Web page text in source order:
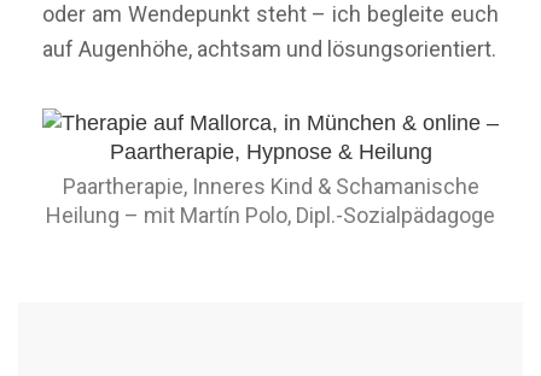
oder am Wendepunkt steht – ich begleite euch
auf Augenhöhe, achtsam und lösungsorientiert.
Paartherapie, Inneres Kind & Schamanische
Heilung – mit Martín Polo, Dipl.-Sozialpädagoge